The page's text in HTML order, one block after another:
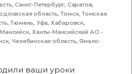
,Санкт-Петербург, Саратов,
область,Томск,Томская
,Тюмень, Уфа, Хабаровск,
,Ханты-Мансийский АО -
,Челябинская область,Ямало-
ваши уроки